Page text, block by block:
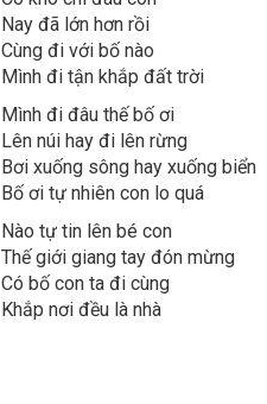
Nay đã lớn hơn rồi
Cùng đi với bố nào
Mình đi tận khắp đất trời
Mình đi đâu thế bố ơi
Lên núi hay đi lên rừng
Bơi xuống sông hay xuống biển
Bố ơi tự nhiên con lo quá
Nào tự tin lên bé con
Thế giới giang tay đón mừng
Có bố con ta đi cùng
Khắp nơi đều là nhà